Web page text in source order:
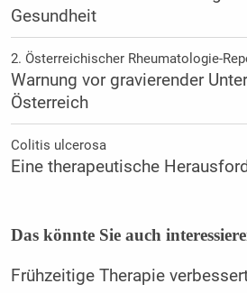
Gesundheit
2. Österreichischer Rheumatologie-
Warnung vor gravierender
Österreich
Colitis ulcerosa
Eine therapeutische
Das könnte Sie auch
Frühzeitige Therapie